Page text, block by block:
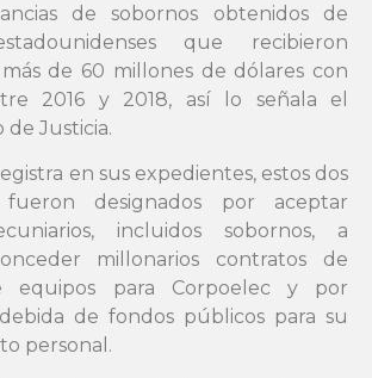
de sobornos obtenidos de
que recibieron
de 60 millones de dólares con
2016 y 2018, así lo señala el
Justicia.
en sus expedientes, estos dos
fueron designados por aceptar
incluidos sobornos, a
millonarios contratos de
equipos para Corpoelec y por
de fondos públicos para su
personal.